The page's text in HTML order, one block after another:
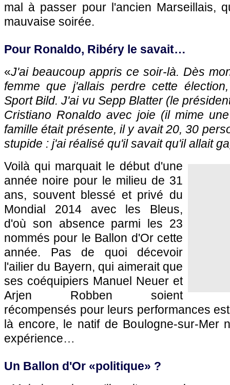
mal à passer pour l'ancien Marseillais,
mauvaise soirée.
Pour Ronaldo, Ribéry le savait…
«J'ai beaucoup appris ce soir-là. Dès
femme que j'allais perdre cette
Sport Bild. J'ai vu Sepp Blatter (le
Cristiano Ronaldo avec joie (il mime
famille était présente, il y avait 20, 30
stupide : j'ai réalisé qu'il savait qu'il allait
Voilà qui marquait le début d'une
année noire pour le milieu de 31
ans, souvent blessé et privé du
Mondial 2014 avec les Bleus,
d'où son absence parmi les 23
nommés pour le Ballon d'Or cette
année. Pas de quoi décevoir
l'ailier du Bayern, qui aimerait que
ses coéquipiers Manuel Neuer et
Arjen Robben soient
récompensés pour leurs performances
là encore, le natif de Boulogne-sur-Mer
expérience…
Un Ballon d'Or «politique» ?